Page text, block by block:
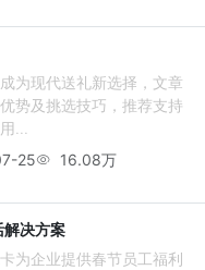
为现代送礼新选择，文章
势及挑选技巧，推荐支持
...
25
16.08万
解决方案
为企业提供春节员工福利